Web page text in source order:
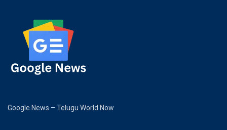
Google News – Telugu World Now